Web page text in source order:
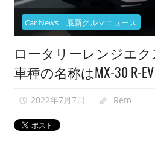
ィ
シ
ャ
ル
映
紹
介
中。
Car News 最新クルマニュース
ロータリーレンジエ
車種の名称はMX-30 R-
2022年7月7日 Rem